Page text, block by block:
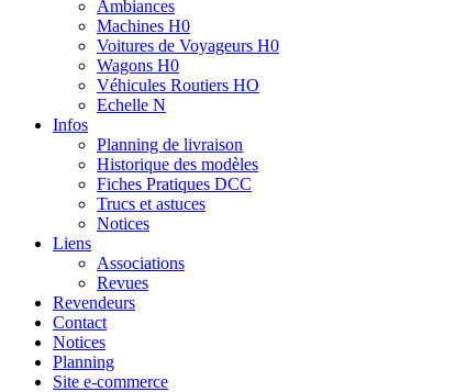
Ambiances
Machines H0
Voitures de Voyageurs H0
Wagons H0
Véhicules Routiers HO
Echelle N
Infos
Planning de livraison
Historique des modèles
Fiches Pratiques DCC
Trucs et astuces
Notices
Liens
Associations
Revues
Revendeurs
Contact
Notices
Planning
Site e-commerce